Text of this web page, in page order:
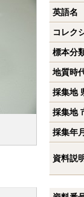
英語名
コレク
標本分
地質時
採集地
採集地
採集年
資料説